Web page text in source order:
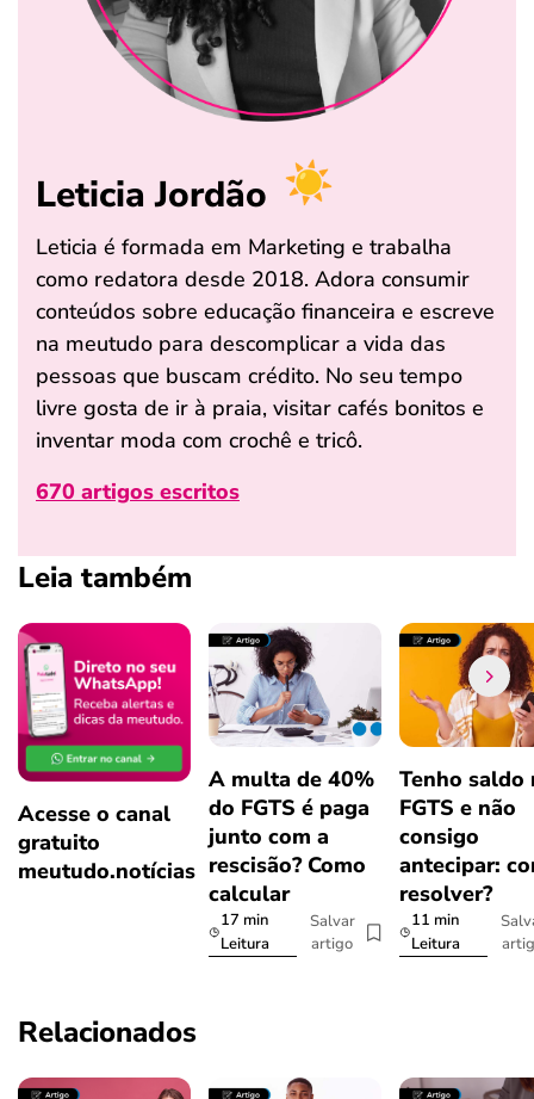
Leticia Jordão
Leticia é formada em Marketing e trabalha
como redatora desde 2018. Adora consumir
conteúdos sobre educação financeira e escreve
na meutudo para descomplicar a vida das
pessoas que buscam crédito. No seu tempo
livre gosta de ir à praia, visitar cafés bonitos e
inventar moda com crochê e tricô.
670 artigos escritos
Leia também
Acesse o canal
gratuito
meutudo.notícias
A multa de 40%
do FGTS é paga
junto com a
rescisão? Como
calcular
17 min
Leitura
Salvar
artigo
Tenho saldo
FGTS e não
consigo
antecipar:
resolver?
11 min
Leitura
Relacionados